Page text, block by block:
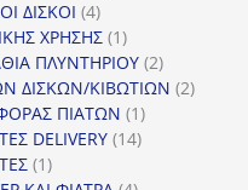
ΔΙΣΚΟΙ 44
προϊόντα
ΧΡΗΣΗΣ 11
προϊόν
ΠΛΥΝΤΗΡΙΟΥ 22
προϊόντα
ΔΙΣΚΩΝ/ΚΙΒΩΤΙΩΝ 22
ΠΙΑΤΩΝ 11
προϊόν
DELIVERY 1414
11